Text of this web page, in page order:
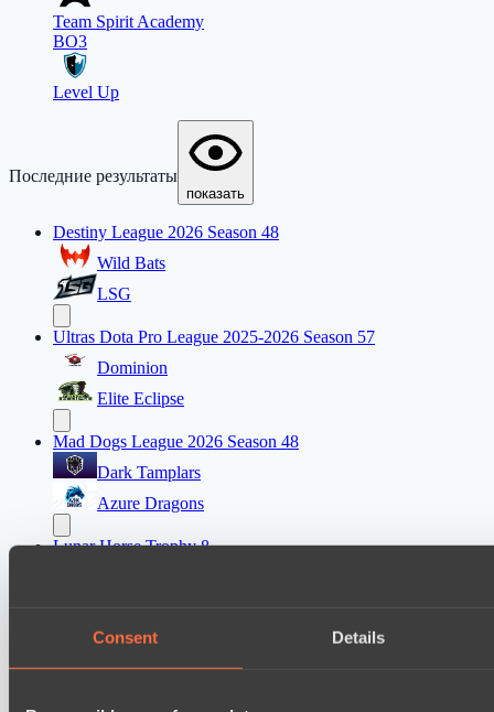
Consent Details
Team Spirit Academy
BO3
Level Up
Последние результаты
показать
Destiny League 2026 Season 48
Wild Bats
LSG
Ultras Dota Pro League 2025-2026 Season 57
Dominion
Elite Eclipse
Mad Dogs League 2026 Season 48
Dark Tamplars
Azure Dragons
Lunar Horse Trophy 8